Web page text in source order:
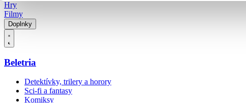
Hry
Filmy
Doplnky
Beletria
Detektívky, trilery a horory
Sci-fi a fantasy
Komiksy